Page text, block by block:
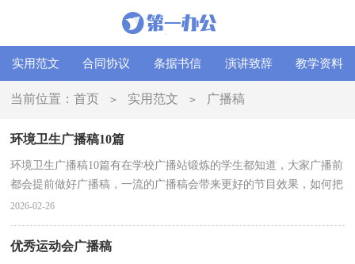
实用范文 合同协议 条据书信 演讲致辞 教学资料
当前位置：首页 > 实用范文 > 广播稿
环境卫生广播稿10篇
环境卫生广播稿10篇有在学校广播站锻炼的学生都知道，大家广播前
都会提前做好广播稿，一流的广播稿会带来更好的节目效果，如何把
广播稿做到重点突出呢？下面是小编为大家收集的环境...
2026-02-26
优秀运动会广播稿